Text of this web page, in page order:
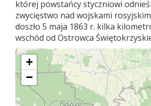
której powstańcy styczniowi
zwycięstwo nad wojskami
doszło 5 maja 1863 r. kilka
wschód od Ostrowca
+
−